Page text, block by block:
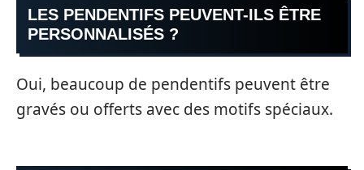
LES PENDENTIFS PEUVENT-ILS ÊTRE
PERSONNALISÉS ?
Oui, beaucoup de pendentifs peuvent être
gravés ou offerts avec des motifs spéciaux.